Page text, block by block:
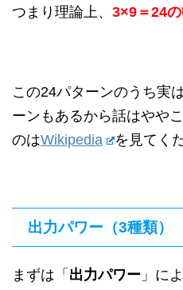
つまり理論上、 3×9 ＝24
この24パターンのうち実
ーンもあるから話はやや
のはWikipedia を見てく
出力パワー（3種類）
まずは「 出力パワー 」に